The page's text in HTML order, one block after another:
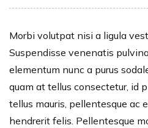
Morbi volutpat nisi a ligula
Suspendisse venenatis
elementum nunc a purus
quam at tellus consectetur, id
tellus mauris, pellentesque ac
hendrerit felis. Pellentesque